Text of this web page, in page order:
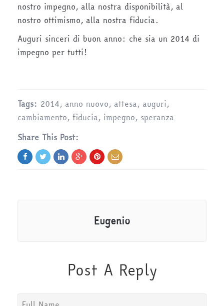
nostro impegno, alla nostra disponibilità, al
nostro ottimismo, alla nostra fiducia.
Auguri sinceri di buon anno: che sia un 2014 di
impegno per tutti!
Tags: 2014, anno nuovo, attesa, auguri,
cambiamento, fiducia, impegno, speranza
Share This Post:
Eugenio
Post A Reply